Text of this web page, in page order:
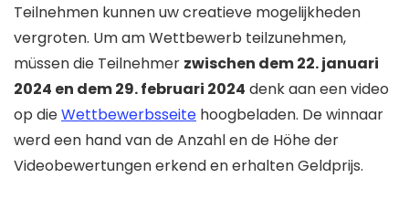
Teilnehmen kunnen uw creatieve mogelijkheden
vergroten. Um am Wettbewerb teilzunehmen,
müssen die Teilnehmer zwischen dem 22. januari
2024 en dem 29. februari 2024 denk aan een video
op dieWettbewerbsseite hoogbeladen. De winnaar
werd een hand van de Anzahl en de Höhe der
Videobewertungen erkend en erhalten Geldprijs.